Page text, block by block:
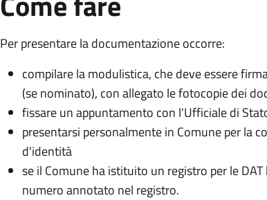
Per presentare la documentazione occorre:
compilare la modulistica, che deve essere
(se nominato), con allegato le fotocopie dei
fissare un appuntamento con l'Ufficiale di
presentarsi personalmente in Comune per la
d'identità
se il Comune ha istituito un registro per le
numero annotato nel registro.